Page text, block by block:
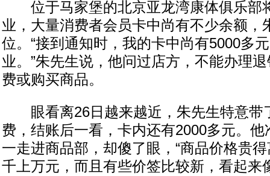
位于马家堡的北京亚龙湾康体俱乐部
业，大量消费者会员卡中尚有不少余额，
位。“接到通知时，我的卡中尚有5000多
业。”朱先生说，他问过店方，不能办理
费或购买商品。
眼看离26日越来越近，朱先生特意带
费，结账后一看，卡内还有2000多元。
一走进商品部，却傻了眼，“商品价格贵
千上万元，而且有些价签比较新，看起来